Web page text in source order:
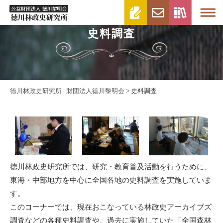
史料調査
徳川林政史研究所 | 財団法人徳川黎明会 > 史料調査
徳川林政史研究所では、研究・教育普及活動を行うために、
東海・中部地方を中心に全国各地の史料調査を実施していま
す。
このコーナーでは、現在おこなっている林政史アーカイブズ
調査などの各種史料調査や、過去に実施していた「全国森林